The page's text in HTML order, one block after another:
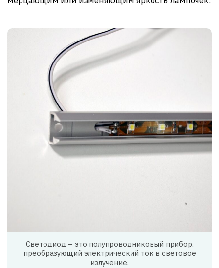
Светодиод – это полупроводниковый прибор,
преобразующий электрический ток в световое
излучение.